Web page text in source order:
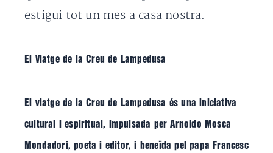
estigui tot un mes a casa nostra.
El Viatge de la Creu de Lampedusa
El viatge de la Creu de Lampedusa és una iniciativa
cultural i espiritual, impulsada per Arnoldo Mosca
Mondadori, poeta i editor, i beneïda pel papa Francesc